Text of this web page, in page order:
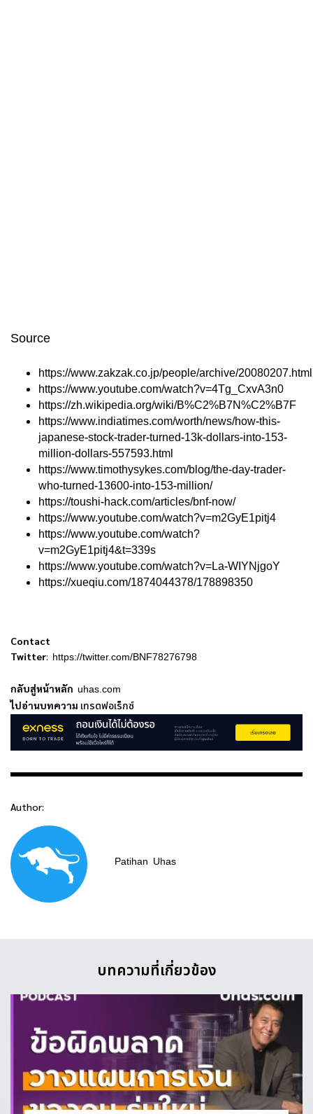
Source
https://www.zakzak.co.jp/people/archive/20080207.html
https://www.youtube.com/watch?v=4Tg_CxvA3n0
https://zh.wikipedia.org/wiki/B%C2%B7N%C2%B7F
https://www.indiatimes.com/worth/news/how-this-
japanese-stock-trader-turned-13k-dollars-into-153-
million-dollars-557593.html
https://www.timothysykes.com/blog/the-day-trader-
who-turned-13600-into-153-million/
https://toushi-hack.com/articles/bnf-now/
https://www.youtube.com/watch?v=m2GyE1pitj4
https://www.youtube.com/watch?
v=m2GyE1pitj4&t=339s
https://www.youtube.com/watch?v=La-WIYNjgoY
https://xueqiu.com/1874044378/178898350
Contact
Twitter: https://twitter.com/BNF78276798
กลับสู่หน้าหลัก uhas.com
ไปอ่านบทความ เทรดฟอเร็กซ์
Author:
Patihan Uhas
บทความที่เกี่ยวข้อง